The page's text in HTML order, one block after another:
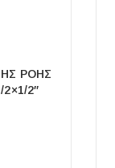
ΡΟΉΣ
2×1/2″